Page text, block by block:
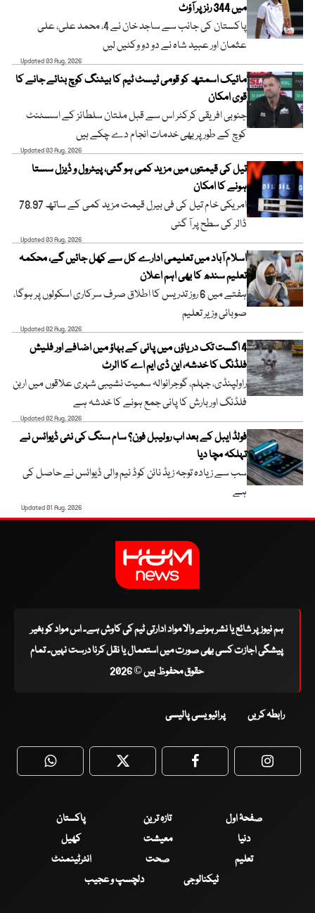
میں 344 رنز پر آؤٹ
پاکستان کی جانب سے ساجد خان نے 4، محمد علی، علی
عثمان اور عبید شاہ نے دو دو وکٹیں لیں
Updated 03 Aug, 2026
مائیک اسمتھ کو قومی ٹیسٹ ٹیم کا بیٹنگ کوچ بنائے جانے کا
قوی امکان
جنوبی افریقی کرکٹر اس سے قبل ملتان سلطانز کے اسسٹنٹ
کوچ کے طور پر بھی خدمات انجام دے چکے ہیں
Updated 03 Aug, 2026
تیل کی قیمتوں میں مزید کمی ہو گئی، پیٹرول و ڈیزل سستا
ہونے کا امکان
امریکی خام تیل کی فی بیرل قیمت مزید کمی کے ساتھ 78.97
ڈالر کی سطح پر آ گئی
Updated 03 Aug, 2026
اسلام آباد میں تعلیمی ادارے کل سے کھل جائیں گے، محکمہ
تعلیم سندھ کا بھی اہم اعلان
ہفتے میں 6 روز تدریس کا اطلاق صرف سرکاری اسکولوں پر ہوگا،
صوبائی وزیر تعلیم
Updated 02 Aug, 2026
4 اگست تک دریاؤں میں پانی کے بہاؤ میں اضافے اور فلیش
فلڈنگ کا خدشہ، این ڈی ایم اے کا الرٹ
راولپنڈی، جہلم، گوجرانوالہ سمیت نشیبی شہری علاقوں میں اربن
فلڈنگ اور بارش کا پانی جمع ہونے کا خدشہ ہے
Updated 02 Aug, 2026
فولڈ ایبل کے بعد اب رولیبل فون؟ سام سنگ کی نئی ڈیوائس نے
تہلکہ مچا دیا
سب سے زیادہ توجہ زیڈ نائن کوڈ نیم والی ڈیوائس نے حاصل کی
ہے
Updated 01 Aug, 2026
ہم نیوز پر شائع یا نشر ہونے والا مواد ادارتی ٹیم کی کاوش ہے۔ اس مواد کو بغیر
پیشگی اجازت کسی بھی صورت میں استعمال یا نقل کرنا درست نہیں۔ تمام
حقوق محفوظ ہیں © 2026
رابطہ کریں پرائیویسی پالیسی
WhatsApp Twitter Facebook
صفحۂ اول تازہ ترین
پاکستان
دنیا
معیشت
کھیل
تعلیم
صحت
انٹرٹینمنٹ
ٹیکنالوجی
دلچسپ و عجیب